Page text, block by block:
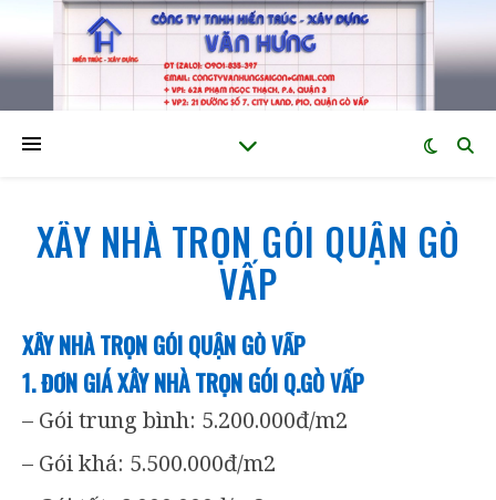
XÂY NHÀ TRỌN GÓI QUẬN GÒ
VẤP
XÂY NHÀ TRỌN GÓI QUẬN GÒ VẤP
1. ĐƠN GIÁXÂY NHÀ TRỌN GÓI Q.GÒ VẤP
– Gói trung bình: 5.200.000đ/m2
– Gói khá: 5.500.000đ/m2